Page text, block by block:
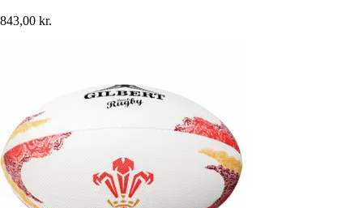
843,00 kr.